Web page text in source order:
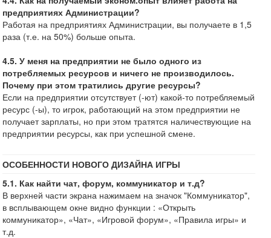
предприятиях Администрации?
Работая на предприятиях Администрации, вы получаете в 1,5
раза (т.е. на 50%) больше опыта.
4.5. У меня на предприятии не было одного из
потребляемых ресурсов и ничего не производилось.
Почему при этом тратились другие ресурсы?
Если на предприятии отсутствует (-ют) какой-то потребляемый
ресурс (-ы), то игрок, работающий на этом предприятии не
получает зарплаты, но при этом тратятся наличествующие на
предприятии ресурсы, как при успешной смене.
ОСОБЕННОСТИ НОВОГО ДИЗАЙНА ИГРЫ
5.1. Как найти чат, форум, коммуникатор и т.д?
В верхней части экрана нажимаем на значок "Коммуникатор",
в всплывающем окне видно функции : «Открыть
коммуникатор», «Чат», «Игровой форум», «Правила игры» и
т.д.